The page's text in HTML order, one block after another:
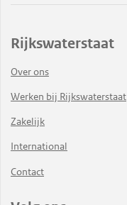
Rijkswaterstaat
Over ons
Werken bij Rijkswaterstaat
Zakelijk
International
Contact